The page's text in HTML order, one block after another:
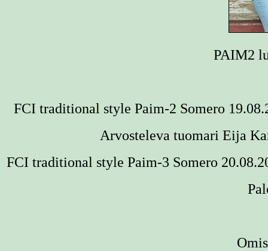
PAIM2
FCI traditional style Paim-2 Somero
Arvosteleva tuomari Eija
FCI traditional style Paim-3 Somero